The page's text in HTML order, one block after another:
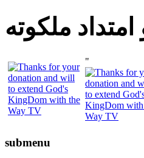
ملكوته
"
submenu